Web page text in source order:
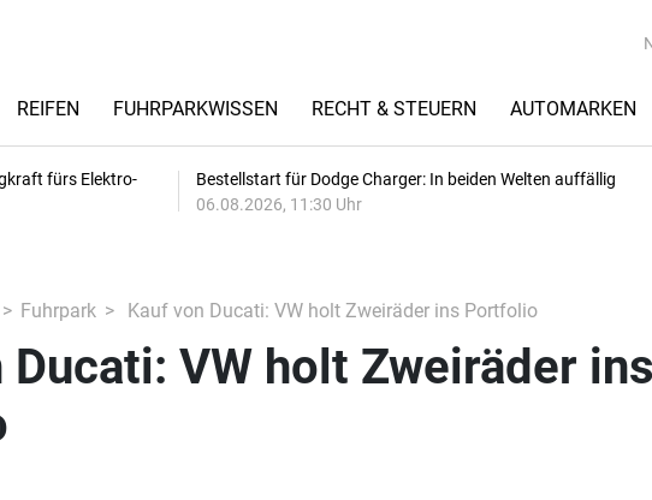
REIFEN FUHRPARKWISSEN RECHT & STEUERN AUTOMARKEN
fürs Elektro-
Bestellstart für Dodge Charger: In beiden Welten auffällig
06.08.2026, 11:30 Uhr
Fuhrpark Kauf von Ducati: VW holt Zweiräder ins Portfolio
Ducati: VW holt Zweiräder